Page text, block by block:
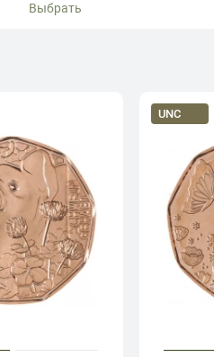
Выбрать
UNC